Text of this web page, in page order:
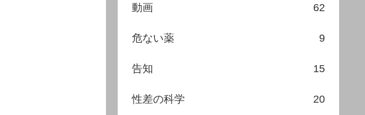
動画 62
危ない薬 9
告知 15
性差の科学 20